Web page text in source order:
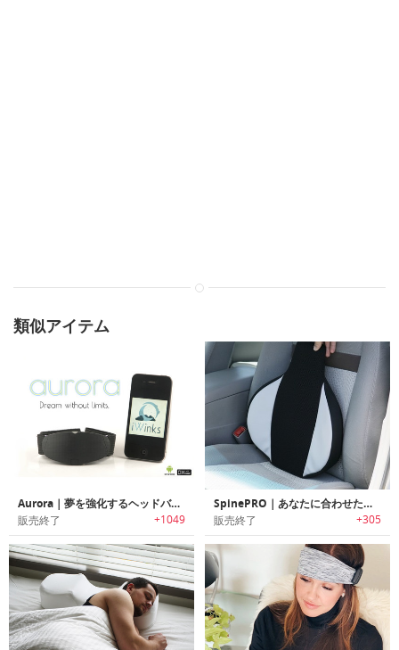
類似アイテム
Aurora｜夢を強化するヘッドバンド
販売終了 +1049
SpinePRO｜あなたに合わせたカスタマイズ可能な姿勢や痛みを改善するクッション「スパインプロ」
販売終了 +305